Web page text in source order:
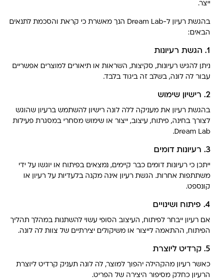
ייצר.
בהגשת רעיון ל-Dream Lab הנך מאשרת כי קראת והסכמת לתנאים
הבאים:
1. הגשת רעיונות
ניתן להגיש רעיונות, סקיצות, השראות או תיאורים למוצרים אפשריים
עבור לה לונה, בשלב זה ביגוד בלבד.
2. רישיון שימוש
בהגשת רעיון את מעניקה ללה לונה רישיון להשתמש ברעיון שהוגש
לצורך בחינה, פיתוח, עיצוב, ייצור או שימוש מסחרי במסגרת פעילות
Dream Lab.
3. רעיונות דומים
ייתכן כי רעיונות דומים כבר קיימים, נמצאים בפיתוח או יוגשו על ידי
משתתפות אחרות. הגשת רעיון אינה מקנה בלעדיות על רעיון או
קונספט.
4. פיתוח ושינויים
אם רעיון ייבחר לפיתוח, העיצוב הסופי עשוי להשתנות במהלך תהליך
הפיתוח, ההתאמה לייצור או משיקולים יצירתיים של צוות לה לונה.
5. קרדיט ליוצרת
כאשר רעיון מהקהילה יהפוך למוצר, לה לונה תעניק קרדיט ליוצרת
הרעיון כחלק מסיפור היצירה של הפריט.